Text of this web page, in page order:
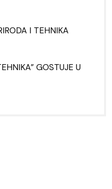
I TEHNIKA
GOSTUJE U